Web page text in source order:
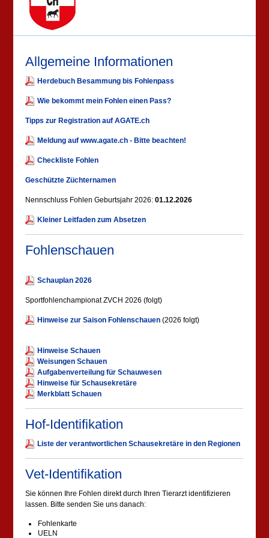
Allgemeine Informationen
Herdebuch Besammung bis Fohlenpass
Wie bekommt mein Fohlen einen Pass?
Tipps zur Registration auf AGATE.ch
Meldung auf www.agate.ch - Bitte beachten!
Checkliste Fohlen
Geschützte Züchternamen
Nennschluss Fohlen Geburtsjahr 2026:01.12.2026
Kleiner Leitfaden zum Absetzen
Fohlenschauen
Schauplan 2026
Sportfohlenchampionat ZVCH 2026 (folgt)
Hinweise zur Saison Fohlenschauen (2026 folgt)
Hinweise Schauen
Weisungen Schauen
Aufgabenverteilung für Schauwesen
Hinweise für Schausekretäre
Merkblatt Schauen
Hof-Identifikation
Liste der verantwortlichen Schausekretäre in den Regionen
Vet-Identifikation
Sie können Ihre Fohlen direkt durch Ihren Tierarzt identifizieren
lassen. Bitte senden Sie uns danach:
Fohlenkarte
UELN